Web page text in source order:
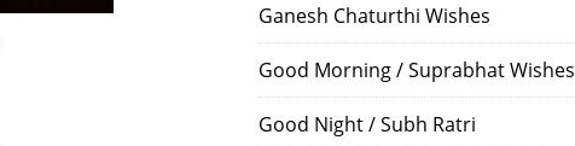
Ganesh Chaturthi Wishes
Good Morning / Suprabhat Wishes
Good Night / Subh Ratri